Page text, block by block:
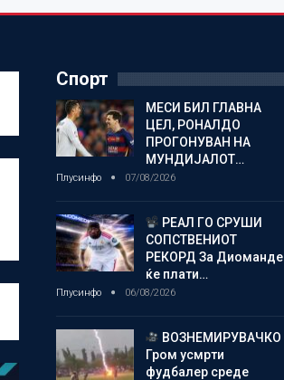
Спорт
МЕСИ БИЛ ГЛАВНА
ЦЕЛ, РОНАЛДО
ПРОГОНУВАН НА
МУНДИЈАЛОТ…
Плусинфо 07/08/2026
РЕАЛ ГО СРУШИ
СОПСТВЕНИОТ
РЕКОРД За Диоманде
ќе плати…
Плусинфо 06/08/2026
ВОЗНЕМИРУВАЧКО
Гром усмрти
фудбалер среде